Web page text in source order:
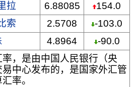
拉 6.88085
154.0
索 2.5708
-103.0
4.8964
-90.0
，是由中国人民银行（央
中心发布的，是国家外汇管
率。